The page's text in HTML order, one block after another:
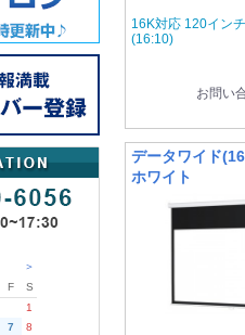
＞
F
S
1
7
8
16K対応 120イン
(16:10)
お問い
データワイド
ホワイト